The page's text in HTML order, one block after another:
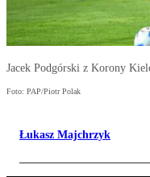
Jacek Podgórski z Korony
Foto: PAP/Piotr Polak
Łukasz Majchrzyk